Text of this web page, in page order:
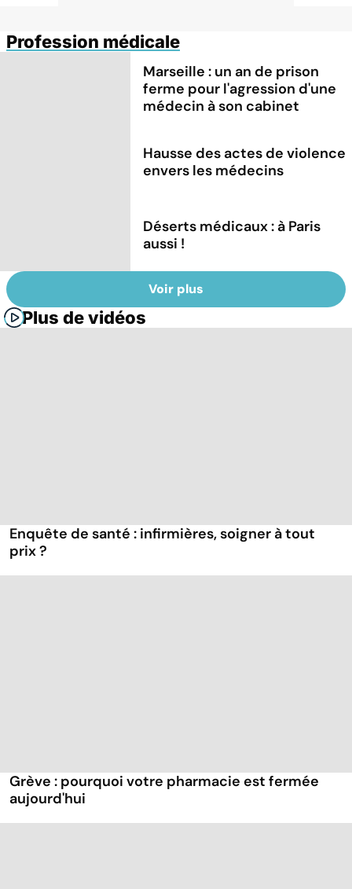
Profession médicale
Marseille : un an de prison
ferme pour l'agression d'une
médecin à son cabinet
Hausse des actes de violence
envers les médecins
Déserts médicaux : à Paris
aussi !
Voir plus
Plus de vidéos
Enquête de santé : infirmières, soigner à tout
prix ?
Grève : pourquoi votre pharmacie est fermée
aujourd'hui